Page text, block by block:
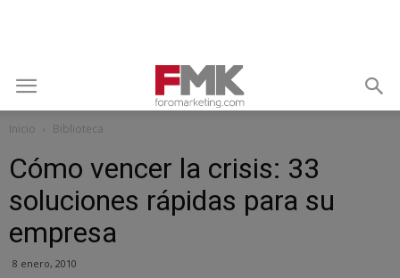
Inicio Biblioteca
Cómo vencer la crisis: 33
soluciones rápidas para su
empresa
8 enero, 2010